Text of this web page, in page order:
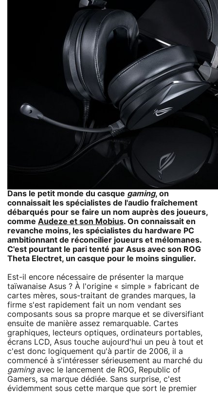
Dans le petit monde du casque gaming, on
connaissait les spécialistes de l'audio fraîchement
débarqués pour se faire un nom auprès des joueurs,
comme Audeze et son Mobius. On connaissait en
revanche moins, les spécialistes du hardware PC
ambitionnant de réconcilier joueurs et mélomanes.
C'est pourtant le pari tenté par Asus avec son ROG
Theta Electret, un casque pour le moins singulier.
Est-il encore nécessaire de présenter la marque
taïwanaise Asus ? À l'origine « simple » fabricant de
cartes mères, sous-traitant de grandes marques, la
firme s'est rapidement fait un nom vendant ses
composants sous sa propre marque et se diversifiant
ensuite de manière assez remarquable. Cartes
graphiques, lecteurs optiques, ordinateurs portables,
écrans LCD, Asus touche aujourd'hui un peu à tout et
c'est donc logiquement qu'à partir de 2006, il a
commencé à s'intéresser sérieusement au marché du
gamingavec le lancement de ROG, Republic of
Gamers, sa marque dédiée. Sans surprise, c'est
évidemment sous cette marque que sort le premier